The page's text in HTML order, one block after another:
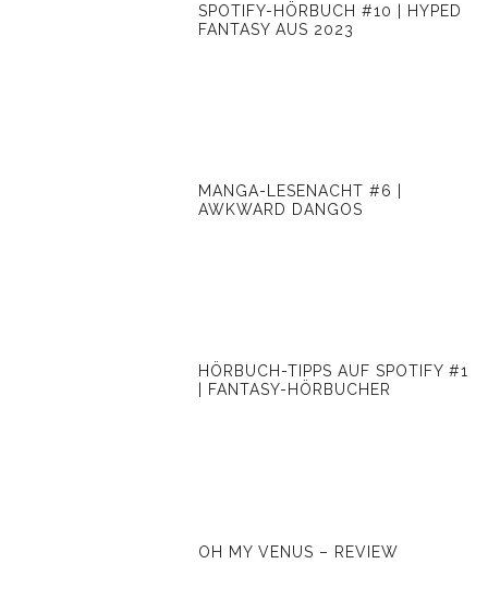
SPOTIFY-HÖRBUCH #10 | HYPED
FANTASY AUS 2023
MANGA-LESENACHT #6 |
AWKWARD DANGOS
HÖRBUCH-TIPPS AUF SPOTIFY #1
| FANTASY-HÖRBUCHER
OH MY VENUS – REVIEW